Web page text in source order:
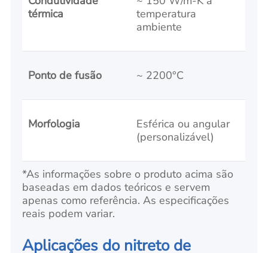
térmica
temperatura
ambiente
Ponto de fusão ~ 2200°C
Morfologia
Esférica ou angular
(personalizável)
*As informações sobre o produto acima são
baseadas em dados teóricos e servem
apenas como referência. As especificações
reais podem variar.
Aplicações do nitreto de